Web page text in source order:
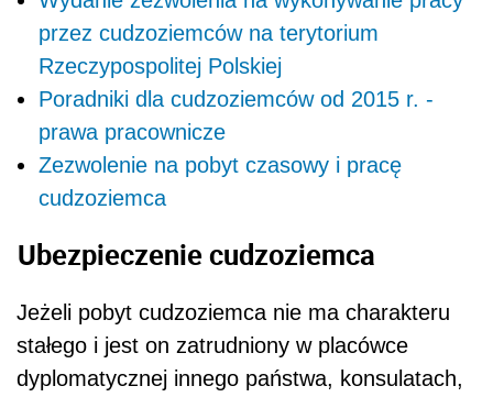
przez cudzoziemców na terytorium
Rzeczypospolitej Polskiej
Poradniki dla cudzoziemców od 2015 r. -
prawa pracownicze
Zezwolenie na pobyt czasowy i pracę
cudzoziemca
Ubezpieczenie cudzoziemca
Jeżeli pobyt cudzoziemca nie ma charakteru
stałe­go i jest on zatrudniony w placówce
dyplomatycznej innego państwa, konsulatach,